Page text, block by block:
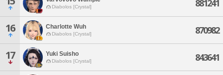
Diabolos [Crystal] 881241
16 Charlotte Wuh
Diabolos [Crystal] 870982
17 Yuki Suisho
Diabolos [Crystal] 843641